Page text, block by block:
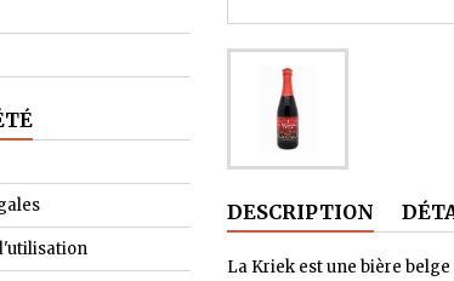
DESCRIPTION
La Kriek est une bière